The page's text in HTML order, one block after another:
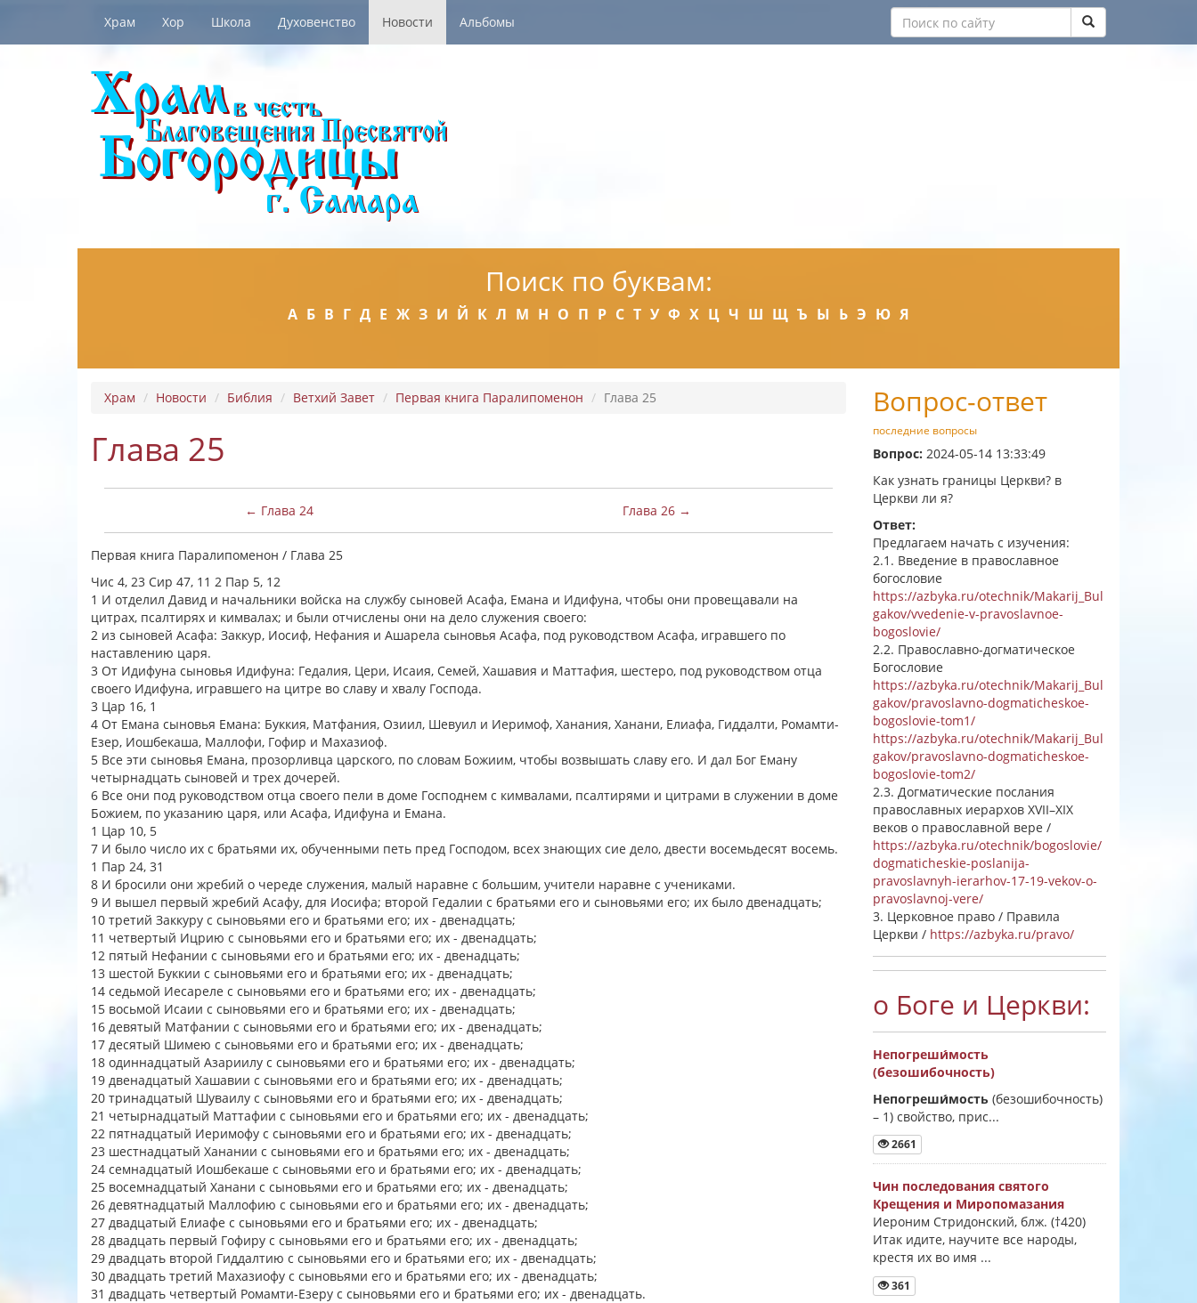
Храм Хор Школа Духовенство Новости Альбомы
Поиск по буквам:
А Б В Г Д Е Ж З И Й К Л М Н О П Р С Т У Ф Х Ц Ч Ш Щ Ъ Ы Ь Э Ю Я
Храм Новости Библия Ветхий Завет Первая книга Паралипоменон Глава 25
Глава 25
← Глава 24 Глава 26 →
Первая книга Паралипоменон / Глава 25
Чис 4, 23 Сир 47, 11 2 Пар 5, 12
1 И отделил Давид и начальники войска на службу сыновей Асафа, Емана и Идифуна, чтобы они провещавали на
цитрах, псалтирях и кимвалах; и были отчислены они на дело служения своего:
2 из сыновей Асафа: Заккур, Иосиф, Нефания и Ашарела сыновья Асафа, под руководством Асафа, игравшего по
наставлению царя.
3 От Идифуна сыновья Идифуна: Гедалия, Цери, Исаия, Семей, Хашавия и Маттафия, шестеро, под руководством отца
своего Идифуна, игравшего на цитре во славу и хвалу Господа.
3 Цар 16, 1
4 От Емана сыновья Емана: Буккия, Матфания, Озиил, Шевуил и Иеримоф, Ханания, Ханани, Елиафа, Гиддалти, Ромамти-
Езер, Иошбекаша, Маллофи, Гофир и Махазиоф.
5 Все эти сыновья Емана, прозорливца царского, по словам Божиим, чтобы возвышать славу его. И дал Бог Еману
четырнадцать сыновей и трех дочерей.
6 Все они под руководством отца своего пели в доме Господнем с кимвалами, псалтирями и цитрами в служении в доме
Божием, по указанию царя, или Асафа, Идифуна и Емана.
1 Цар 10, 5
7 И было число их с братьями их, обученными петь пред Господом, всех знающих сие дело, двести восемьдесят восемь.
1 Пар 24, 31
8 И бросили они жребий о череде служения, малый наравне с большим, учители наравне с учениками.
9 И вышел первый жребий Асафу, для Иосифа; второй Гедалии с братьями его и сыновьями его; их было двенадцать;
10 третий Заккуру с сыновьями его и братьями его; их - двенадцать;
11 четвертый Ицрию с сыновьями его и братьями его; их - двенадцать;
12 пятый Нефании с сыновьями его и братьями его; их - двенадцать;
13 шестой Буккии с сыновьями его и братьями его; их - двенадцать;
14 седьмой Иесареле с сыновьями его и братьями его; их - двенадцать;
15 восьмой Исаии с сыновьями его и братьями его; их - двенадцать;
16 девятый Матфании с сыновьями его и братьями его; их - двенадцать;
17 десятый Шимею с сыновьями его и братьями его; их - двенадцать;
18 одиннадцатый Азариилу с сыновьями его и братьями его; их - двенадцать;
19 двенадцатый Хашавии с сыновьями его и братьями его; их - двенадцать;
20 тринадцатый Шуваилу с сыновьями его и братьями его; их - двенадцать;
21 четырнадцатый Маттафии с сыновьями его и братьями его; их - двенадцать;
22 пятнадцатый Иеримофу с сыновьями его и братьями его; их - двенадцать;
23 шестнадцатый Ханании с сыновьями его и братьями его; их - двенадцать;
24 семнадцатый Иошбекаше с сыновьями его и братьями его; их - двенадцать;
25 восемнадцатый Ханани с сыновьями его и братьями его; их - двенадцать;
26 девятнадцатый Маллофию с сыновьями его и братьями его; их - двенадцать;
27 двадцатый Елиафе с сыновьями его и братьями его; их - двенадцать;
28 двадцать первый Гофиру с сыновьями его и братьями его; их - двенадцать;
29 двадцать второй Гиддалтию с сыновьями его и братьями его; их - двенадцать;
30 двадцать третий Махазиофу с сыновьями его и братьями его; их - двенадцать;
31 двадцать четвертый Ромамти-Езеру с сыновьями его и братьями его; их - двенадцать.
Вопрос-ответ
последние вопросы
Вопрос: 2024-05-14 13:33:49
Как узнать границы Церкви? в
Церкви ли я?
Ответ:
Предлагаем начать с изучения:
2.1. Введение в православное
богословие
https://azbyka.ru/otechnik/Makarij_Bul
gakov/vvedenie-v-pravoslavnoe-
bogoslovie/
2.2. Православно-догматическое
Богословие
https://azbyka.ru/otechnik/Makarij_Bul
gakov/pravoslavno-dogmaticheskoe-
bogoslovie-tom1/
https://azbyka.ru/otechnik/Makarij_Bul
gakov/pravoslavno-dogmaticheskoe-
bogoslovie-tom2/
2.3. Догматические послания
православных иерархов XVII–XIX
веков о православной вере /
https://azbyka.ru/otechnik/bogoslovie/
dogmaticheskie-poslanija-
pravoslavnyh-ierarhov-17-19-vekov-o-
pravoslavnoj-vere/
3. Церковное право / Правила
Церкви / https://azbyka.ru/pravo/
о Боге и Церкви:
Непогреши́мость
(безошибочность)
Непогреши́мость (безошибочность)
–1) свойство, прис...
2661
Чин последования святого
Крещения и Миропомазания
Иероним Стридонский, блж. (†420)
Итак идите, научите все народы,
крестя их во имя ...
361